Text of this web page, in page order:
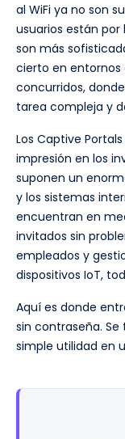
al WiFi ya no son
usuarios están por
son más
cierto en entornos
concurridos,
tarea compleja y
Los Captive
impresión en los
suponen un
y los sistemas
encuentran en
invitados sin
empleados y
dispositivos IoT,
Aquí es donde
sin contraseña.
simple utilidad en